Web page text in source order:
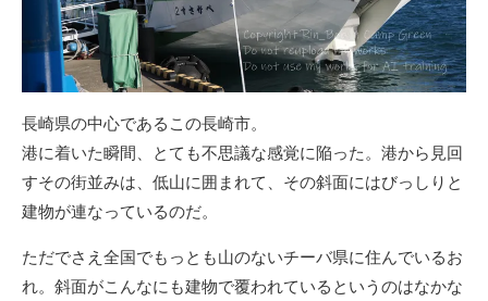
長崎県の中心であるこの長崎市。
港に着いた瞬間、とても不思議な感覚に陥った。港から見回
すその街並みは、低山に囲まれて、その斜面にはびっしりと
建物が連なっているのだ。
ただでさえ全国でもっとも山のないチーバ県に住んでいるお
れ。斜面がこんなにも建物で覆われているというのはなかな